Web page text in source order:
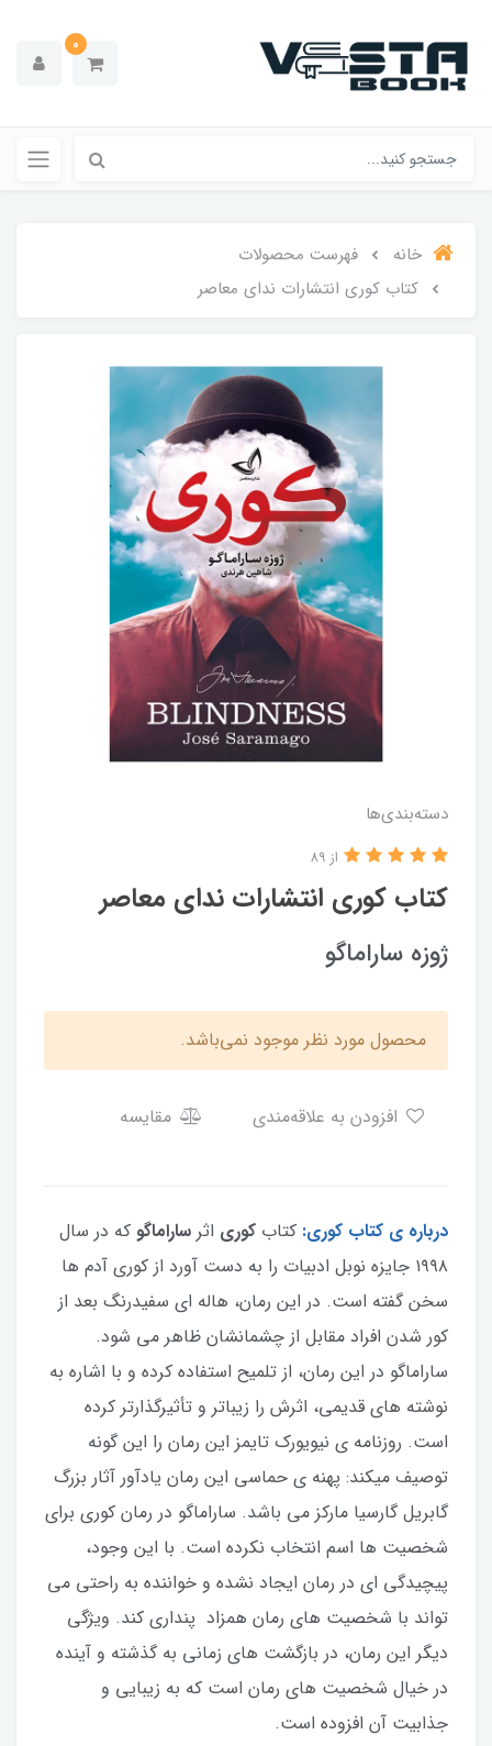
0
خانه
فهرست محصولات
کتاب کوری انتشارات ندای معاصر
دسته‌بندی‌ها
کتاب کوری انتشارات ندای معاصر
از 89
ژوزه ساراماگو
محصول مورد نظر موجود نمی‌باشد.
مقایسه
درباره ی کتاب کوری: کتاب کوری اثر ساراماگو که در سال
۱۹۹۸ جایزه نوبل ادبیات را به دست آورد از کوري آدم ها
سخن گفته است. در این رمان، هاله ای سفیدرنگ بعد از
کور شدن افراد مقابل از چشمانشان ظاهر می شود.
ساراماگو در این رمان، از تلمیح استفاده کرده و با اشاره به
نوشته های قدیمی، اثرش را زیباتر و تأثیرگذارتر کرده
است. روزنامه ی نیویورک تایمز این رمان را این گونه
توصیف میکند: پهنه ی حماسی این رمان یادآور آثار بزرگ
گابریل گارسیا مارکز می باشد. ساراماگو در رمان کوری برای
شخصیت ها اسم انتخاب نکرده است. با این وجود،
پیچیدگی ای در رمان ایجاد نشده و خواننده به راحتی می
تواند با شخصیت های رمان همزاد پنداری کند. ویژگی
دیگر این رمان، در بازگشت های زمانی به گذشته و آینده
در خیال شخصیت های رمان است که به زیبایی و
جذابیت آن افزوده است.